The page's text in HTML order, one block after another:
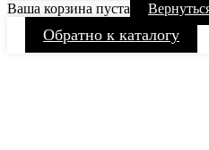
Ваша корзина пуста
Обратно к каталогу